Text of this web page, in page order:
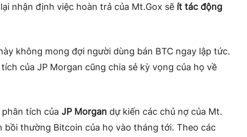
nhận định việc hoàn trả của Mt.Gox sẽ ít tác động
không mong đợi người dùng bán BTC ngay lập tức.
của JP Morgan cũng chia sẻ kỳ vọng của họ về
tích của JP Morgan dự kiến ​​các chủ nợ của Mt.
bồi thường Bitcoin của họ vào tháng tới. Theo các